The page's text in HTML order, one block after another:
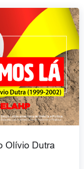
Olívio Dutra